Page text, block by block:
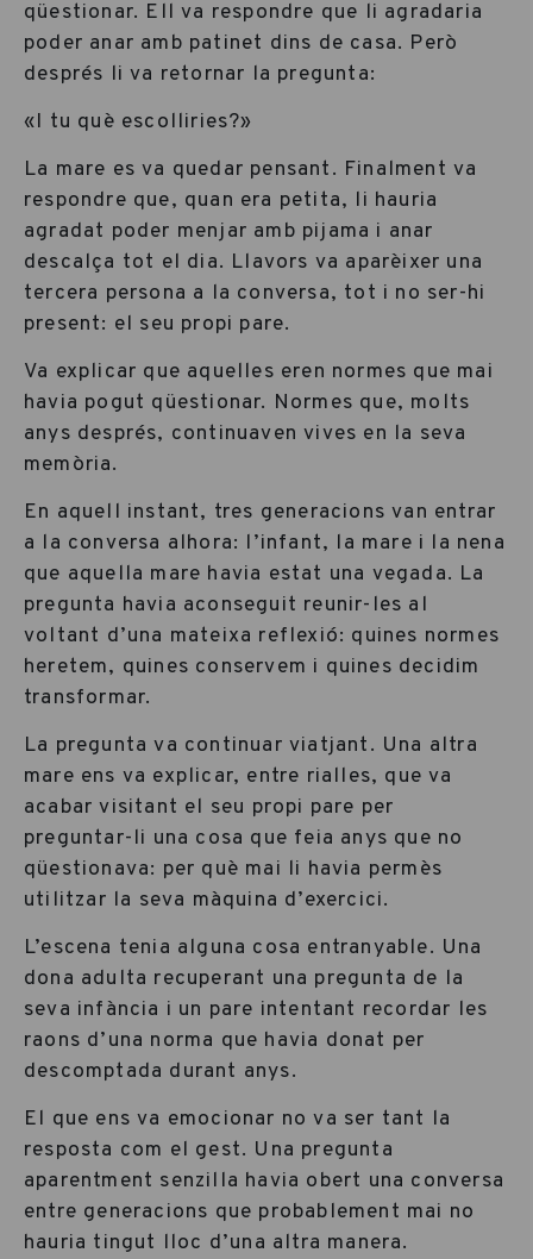
qüestionar. Ell va respondre que li agradaria
poder anar amb patinet dins de casa. Però
després li va retornar la pregunta:
«I tu què escolliries?»
La mare es va quedar pensant. Finalment va
respondre que, quan era petita, li hauria
agradat poder menjar amb pijama i anar
descalça tot el dia. Llavors va aparèixer una
tercera persona a la conversa, tot i no ser-hi
present: el seu propi pare.
Va explicar que aquelles eren normes que mai
havia pogut qüestionar. Normes que, molts
anys després, continuaven vives en la seva
memòria.
En aquell instant, tres generacions van entrar
a la conversa alhora: l’infant, la mare i la nena
que aquella mare havia estat una vegada. La
pregunta havia aconseguit reunir-les al
voltant d’una mateixa reflexió: quines normes
heretem, quines conservem i quines decidim
transformar.
La pregunta va continuar viatjant. Una altra
mare ens va explicar, entre rialles, que va
acabar visitant el seu propi pare per
preguntar-li una cosa que feia anys que no
qüestionava: per què mai li havia permès
utilitzar la seva màquina d’exercici.
L’escena tenia alguna cosa entranyable. Una
dona adulta recuperant una pregunta de la
seva infància i un pare intentant recordar les
raons d’una norma que havia donat per
descomptada durant anys.
El que ens va emocionar no va ser tant la
resposta com el gest. Una pregunta
aparentment senzilla havia obert una conversa
entre generacions que probablement mai no
hauria tingut lloc d’una altra manera.